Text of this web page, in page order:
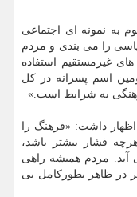
به نمونه ای اجتماعی
را می بندی و مردم
های غیرمستقیم استفاده
اسم پسرانه در کل
به شرایط است.»
داشت: «فرهنگ را
فشار بیشتر باشد،
آید. مردم همیشه راهی
در ظاهر بطورکامل بی